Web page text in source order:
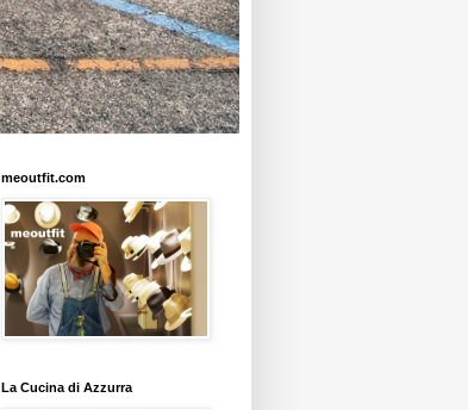
meoutfit.com
La Cucina di Azzurra